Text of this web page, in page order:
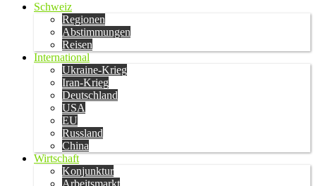
Schweiz
Regionen
Abstimmungen
Reisen
International
Ukraine-Krieg
Iran-Krieg
Deutschland
USA
EU
Russland
China
Wirtschaft
Konjunktur
Arbeitsmarkt